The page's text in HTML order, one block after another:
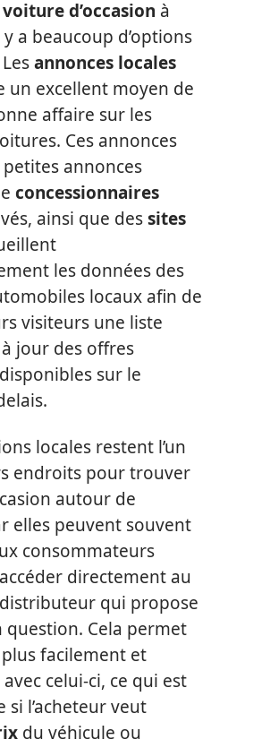
voiture d’occasion à
y a beaucoup d’options
annonces locales
un excellent moyen de
affaire sur les
Ces annonces
annonces
concessionnaires
ainsi que dessites
les données des
locaux afin de
visiteurs une liste
jour des offres
sur le
locales restent l’un
endroits pour trouver
autour de
elles peuvent souvent
consommateurs
directement au
qui propose
question. Cela permet
facilement et
celui-ci, ce qui est
l’acheteur veut
du véhicule ou